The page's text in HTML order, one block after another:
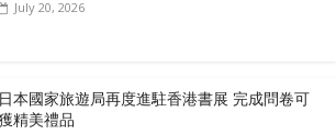
July 20, 2026
日本國家旅遊局再度進駐香港書展 完成問卷可
精美禮品